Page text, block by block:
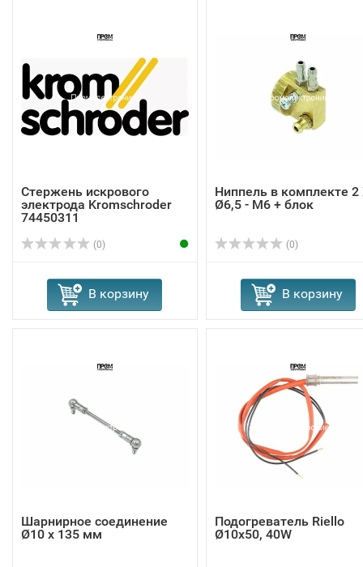
Стержень искрового
электрода Kromschroder
74450311
(0)
В корзину
Ниппель в комплекте 2
Ø6,5 - M6 + блок
(0)
В корзину
Шарнирное соединение
Ø10 x 135 мм
Подогреватель Riello
Ø10x50, 40W